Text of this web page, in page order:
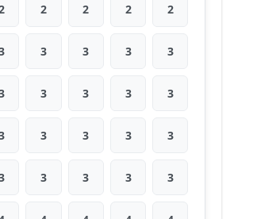
2 2 2 2
3 3 3 3
3 3 3 3
3 3 3 3
3 3 3 3